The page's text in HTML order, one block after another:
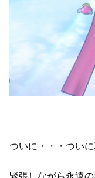
ついに・・・つい
緊張しながら永遠の